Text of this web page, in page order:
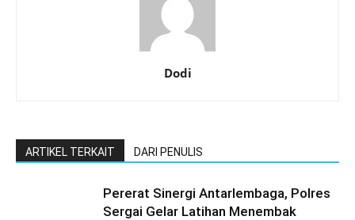
Dodi
ARTIKEL TERKAIT DARI PENULIS
Pererat Sinergi Antarlembaga, Polres
Sergai Gelar Latihan Menembak